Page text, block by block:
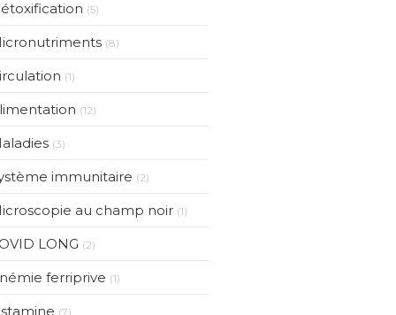
(5)
(8)
(1)
(12)
(3)
immunitaire (2)
au champ noir (1)
LONG (2)
ferriprive (1)
(7)